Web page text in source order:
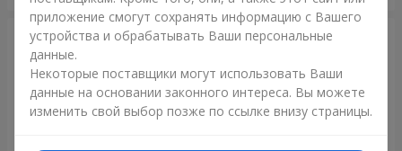
приложение смогут сохранять информацию с Вашего
устройства и обрабатывать Ваши персональные
данные.
Некоторые поставщики могут использовать Ваши
данные на основании законного интереса. Вы можете
изменить свой выбор позже по ссылке внизу страницы.